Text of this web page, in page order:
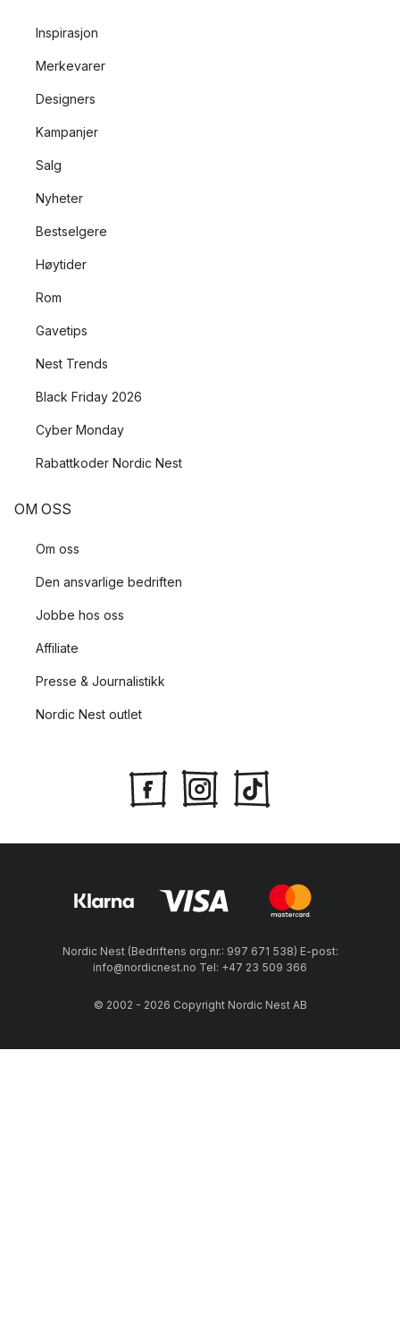
Inspirasjon
Merkevarer
Designers
Kampanjer
Salg
Nyheter
Bestselgere
Høytider
Rom
Gavetips
Nest Trends
Black Friday 2026
Cyber Monday
Rabattkoder Nordic Nest
OM OSS
Om oss
Den ansvarlige bedriften
Jobbe hos oss
Affiliate
Presse & Journalistikk
Nordic Nest outlet
Nordic Nest (Bedriftens org.nr.: 997 671 538) E-post:
info@nordicnest.no Tel: +47 23 509 366
© 2002 - 2026 Copyright Nordic Nest AB